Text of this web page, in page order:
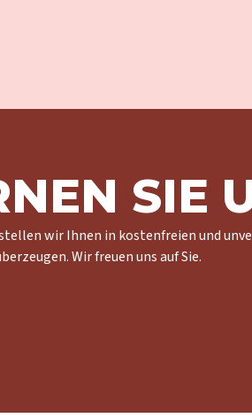
SIE
wir Ihnen in kostenfreien und
Wir freuen uns auf Sie.